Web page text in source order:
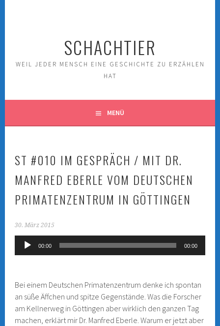
SCHACHTIER
WEIL JEDER MENSCH EINE GESCHICHTE ZU ERZÄHLEN
HAT
MENÜ
ST #010 IM GESPRÄCH / MIT DR.
MANFRED EBERLE VOM DEUTSCHEN
PRIMATENZENTRUM IN GÖTTINGEN
30. März 2015
Audio-
Player
00:00 00:00
Bei einem Deutschen Primatenzentrum denke ich spontan
an süße Äffchen und spitze Gegenstände. Was die Forscher
am Kellnerweg in Göttingen aber wirklich den ganzen Tag
machen, erklärt mir Dr. Manfred Eberle. Warum er jetzt aber